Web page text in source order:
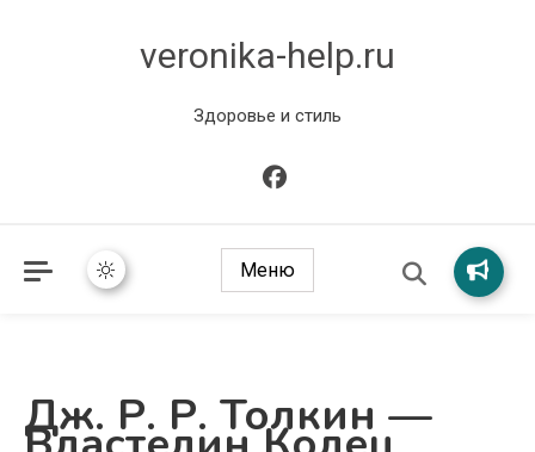
veronika-help.ru
Здоровье и стиль
Меню
Дж. Р. Р. Толкин —